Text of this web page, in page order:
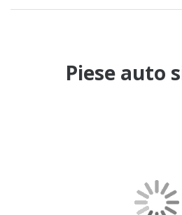
Piese auto